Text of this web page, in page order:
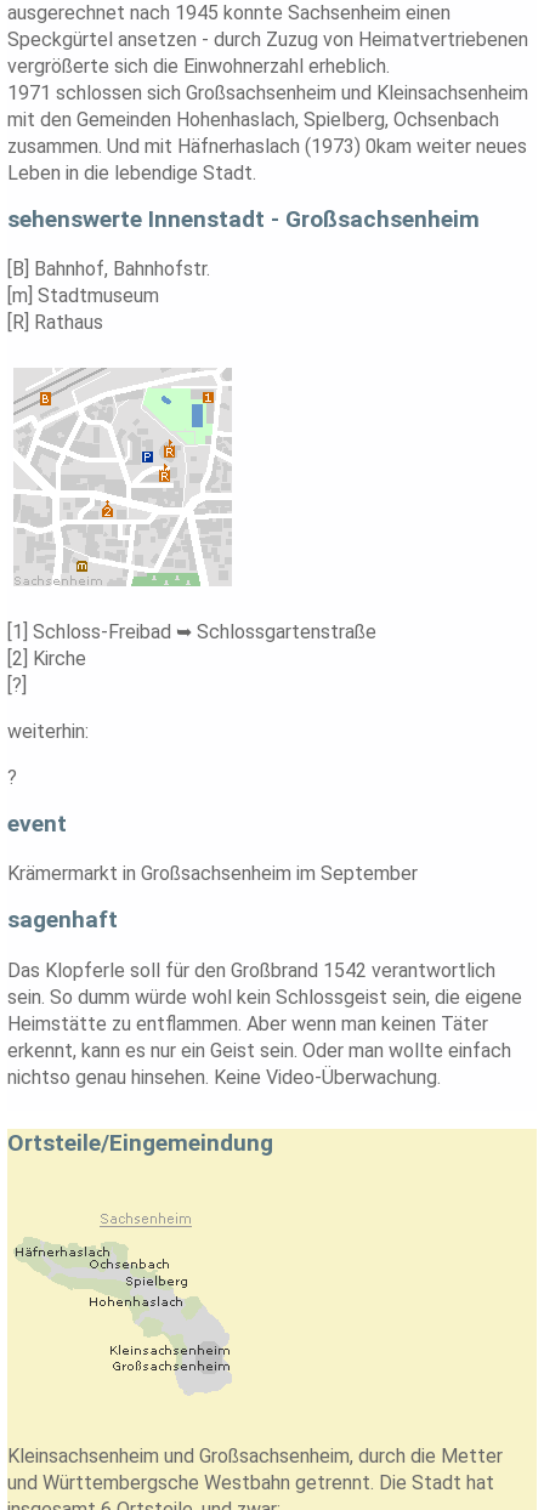
ausgerechnet nach 1945 konnte Sachsenheim einen
Speckgürtel ansetzen - durch Zuzug von Heimatvertriebenen
vergrößerte sich die Einwohnerzahl erheblich.
1971 schlossen sich Großsachsenheim und Kleinsachsenheim
mit den Gemeinden Hohenhaslach, Spielberg, Ochsenbach
zusammen. Und mit Häfnerhaslach (1973) 0kam weiter neues
Leben in die lebendige Stadt.
sehenswerte Innenstadt - Großsachsenheim
[B] Bahnhof, Bahnhofstr.
[m] Stadtmuseum
[R] Rathaus
[1] Schloss-Freibad ➥ Schlossgartenstraße
[2] Kirche
[?]
weiterhin:
?
event
Krämermarkt in Großsachsenheim im September
sagenhaft
Das Klopferle soll für den Großbrand 1542 verantwortlich
sein. So dumm würde wohl kein Schlossgeist sein, die eigene
Heimstätte zu entflammen. Aber wenn man keinen Täter
erkennt, kann es nur ein Geist sein. Oder man wollte einfach
nichtso genau hinsehen. Keine Video-Überwachung.
Ortsteile/Eingemeindung
Kleinsachsenheim und Großsachsenheim, durch die Metter
und Württembergsche Westbahn getrennt. Die Stadt hat